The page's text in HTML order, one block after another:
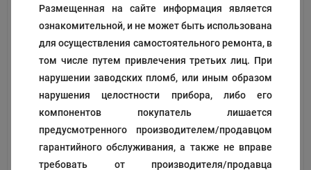
Размещенная на сайте информация является
ознакомительной, и не может быть использована
для осуществления самостоятельного ремонта, в
том числе путем привлечения третьих лиц. При
нарушении заводских пломб, или иным образом
нарушения целостности прибора, либо его
компонентов покупатель лишается
предусмотренного производителем/продавцом
гарантийного обслуживания, а также не вправе
требовать от производителя/продавца
Прокладка
109229
Крышка аквабокса
Код: 198704